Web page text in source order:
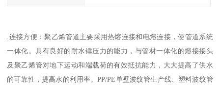
.连接方便：聚乙烯管道主要采用热熔连接和电熔连接，使管道系统
一体化。具有良好的耐水锤压力的能力，与管材一体化的熔接接头
及聚乙烯管对地下运动和端载荷的有效抵抗能力，大大提高了供水
的可靠性，提高水的利用率。PP/PE单壁波纹管生产线、塑料波纹管